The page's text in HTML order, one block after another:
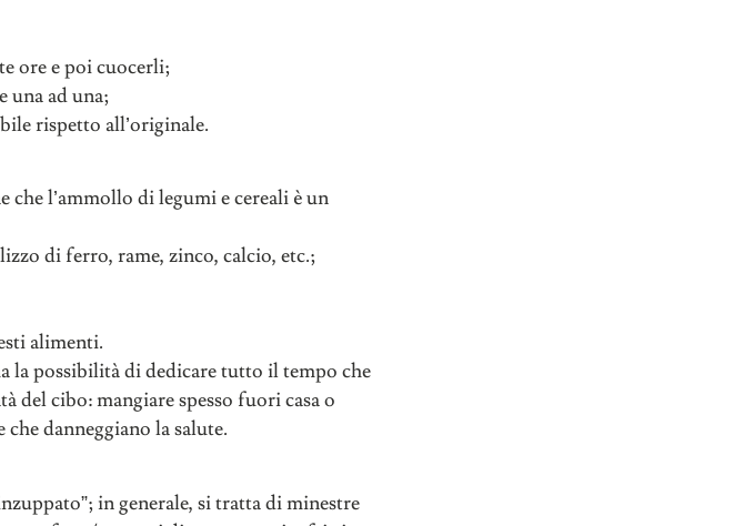
ore e poi cuocerli;
una ad una;
rispetto all’originale.
che l’ammollo di legumi e cereali è un
di ferro, rame, zinco, calcio, etc.;
alimenti.
la possibilità di dedicare tutto il tempo che
del cibo: mangiare spesso fuori casa o
danneggiano la salute.
in generale, si tratta di minestre